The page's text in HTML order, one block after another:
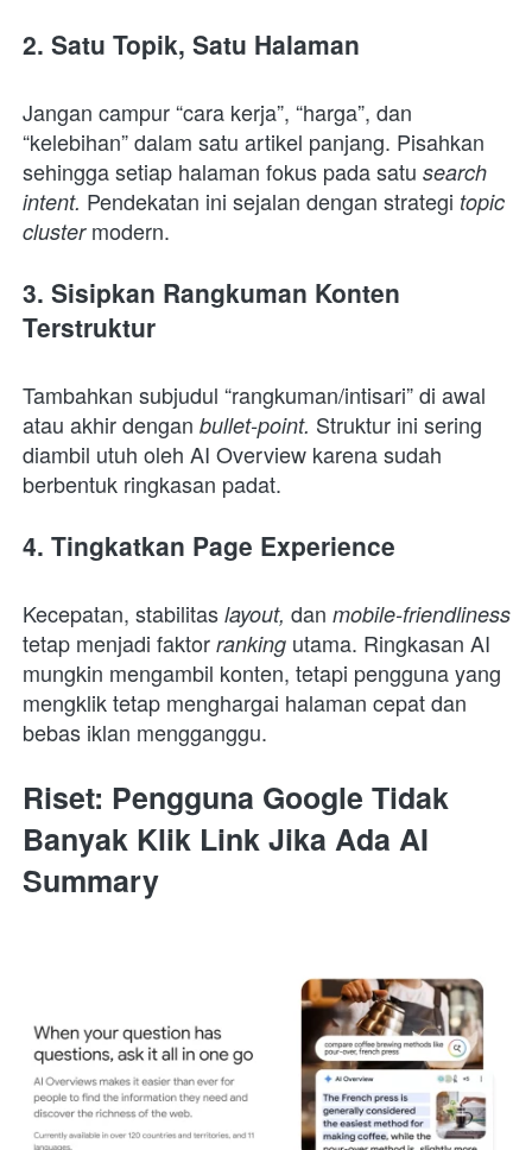
2. Satu Topik, Satu Halaman
Jangan campur “cara kerja”, “harga”, dan
“kelebihan” dalam satu artikel panjang. Pisahkan
sehingga setiap halaman fokus pada satu search
intent. Pendekatan ini sejalan dengan strategi topic
cluster modern.
3. Sisipkan Rangkuman Konten
Terstruktur
Tambahkan subjudul “rangkuman/intisari” di awal
atau akhir dengan bullet-point. Struktur ini sering
diambil utuh oleh AI Overview karena sudah
berbentuk ringkasan padat.
4. Tingkatkan Page Experience
Kecepatan, stabilitas layout, dan mobile-friendliness
tetap menjadi faktor ranking utama. Ringkasan AI
mungkin mengambil konten, tetapi pengguna yang
mengklik tetap menghargai halaman cepat dan
bebas iklan mengganggu.
Riset: Pengguna Google Tidak
Banyak Klik Link Jika Ada AI
Summary